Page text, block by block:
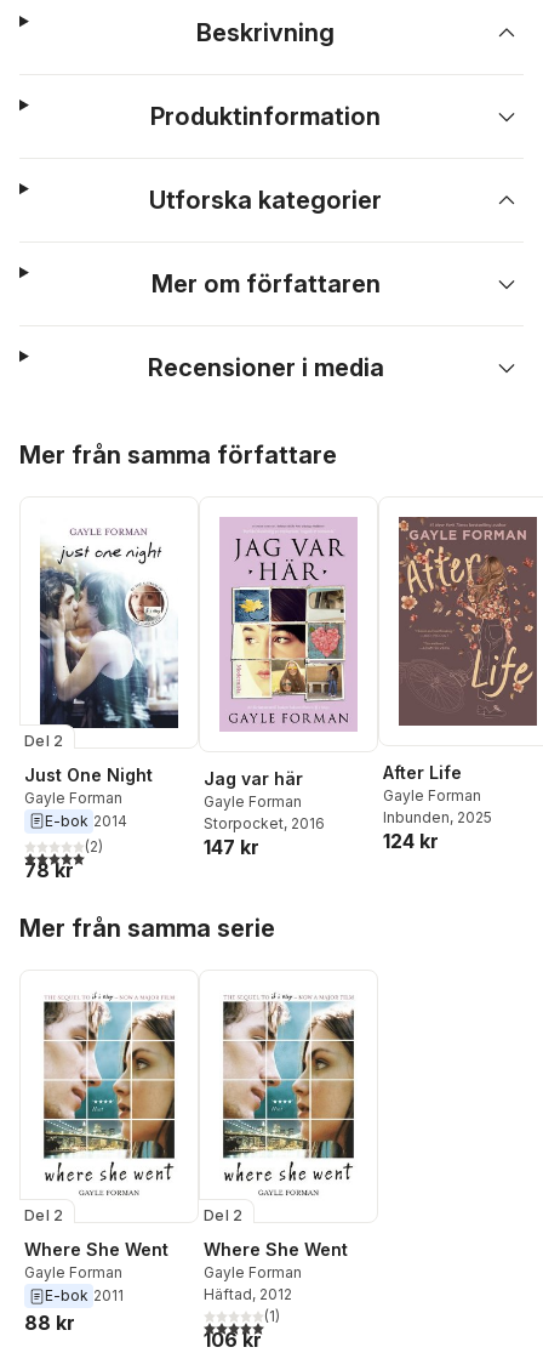
Beskrivning
Produktinformation
Utforska kategorier
Mer om författaren
Recensioner i media
Mer från samma författare
Del 2
Just One Night
Gayle Forman
E-bok 2014
5,0utav 5 stjärnor. Totalt antal röster:
(2)
78 kr
Jag var här
Gayle Forman
Storpocket, 2016
147 kr
After Life
Gayle Forman
Inbunden, 2025
124 kr
Mer från samma serie
Del 2
Where She Went
Gayle Forman
E-bok 2011
88 kr
Del 2
Where She Went
Gayle Forman
Häftad, 2012
5,0utav 5 stjärnor. Totalt antal röster:
(1)
106 kr